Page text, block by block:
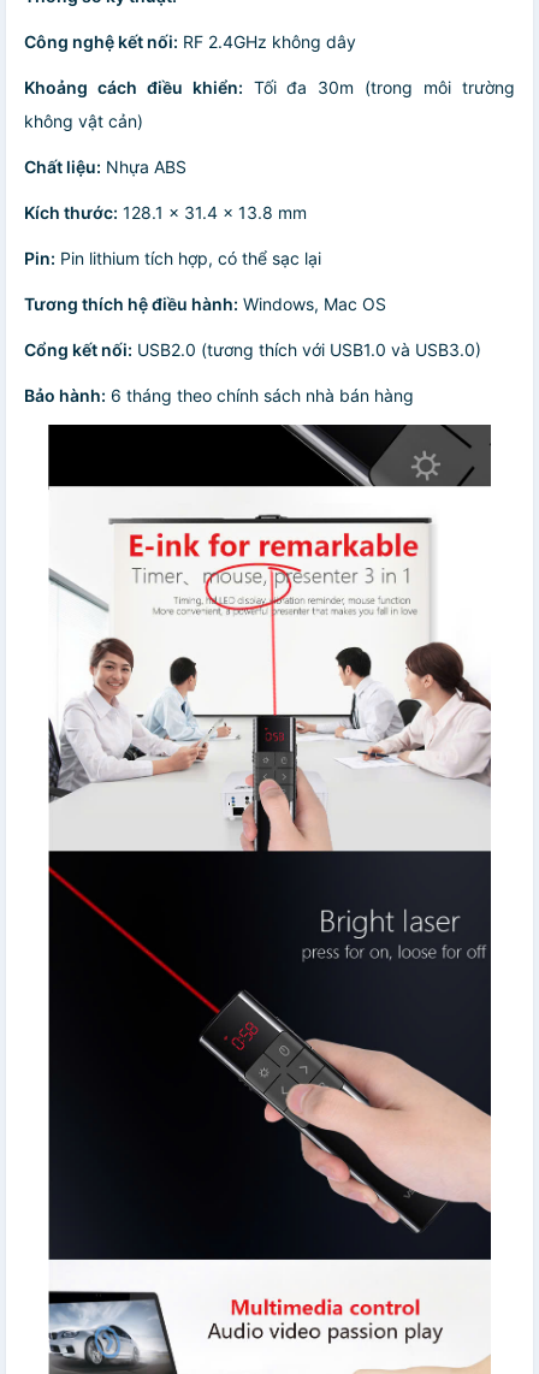
Công nghệ kết nối: RF 2.4GHz không dây
Khoảng cách điều khiển: Tối đa 30m (trong môi trường
không vật cản)
Chất liệu: Nhựa ABS
Kích thước: 128.1 x 31.4 x 13.8 mm
Pin: Pin lithium tích hợp, có thể sạc lại
Tương thích hệ điều hành: Windows, Mac OS
Cổng kết nối: USB2.0 (tương thích với USB1.0 và USB3.0)
Bảo hành: 6 tháng theo chính sách nhà bán hàng